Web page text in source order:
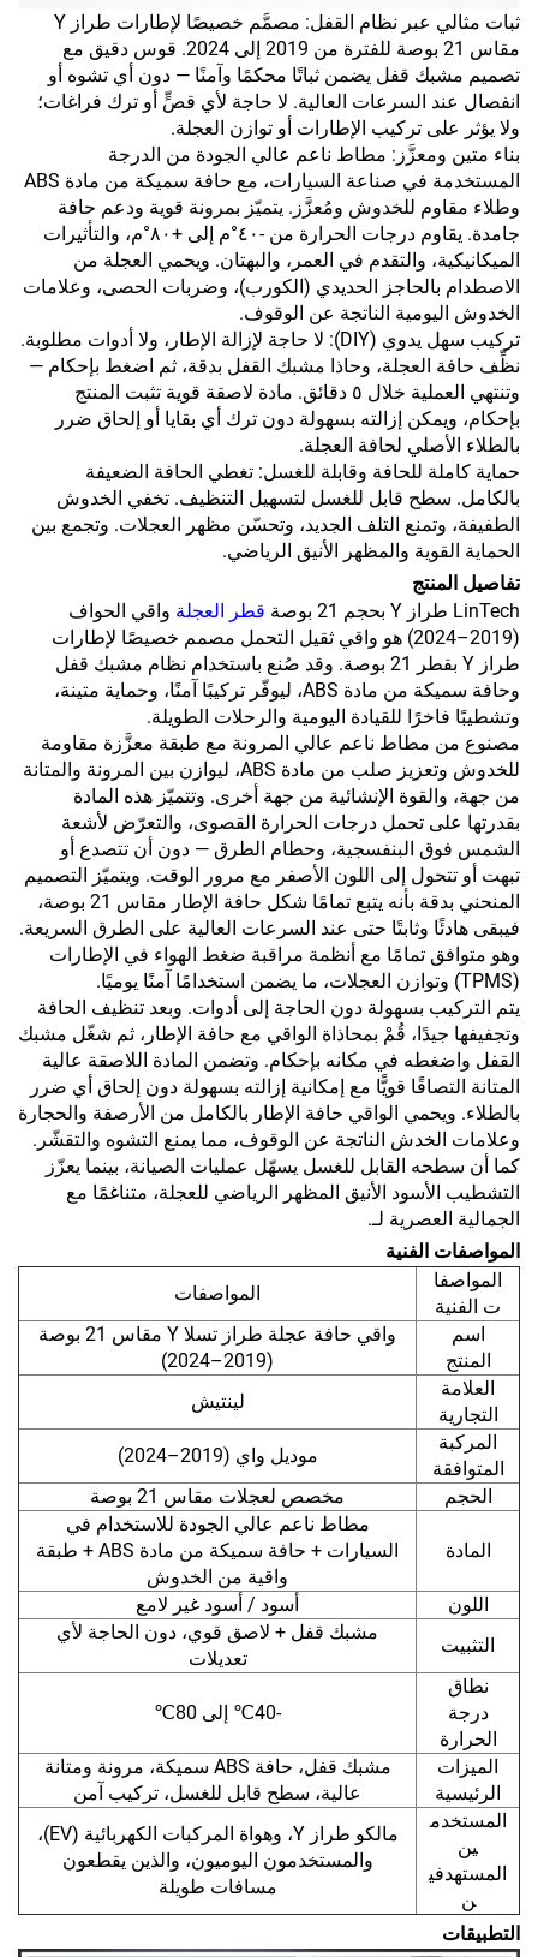
ثبات مثالي عبر نظام القفل: مصمَّم خصيصًا لإطارات طراز Y
مقاس 21 بوصة للفترة من 2019 إلى 2024. قوس دقيق مع
تصميم مشبك قفل يضمن ثباتًا محكمًا وآمنًا — دون أي تشوه أو
انفصال عند السرعات العالية. لا حاجة لأي قصٍّ أو ترك فراغات؛
ولا يؤثر على تركيب الإطارات أو توازن العجلة.
بناء متين ومعزَّز: مطاط ناعم عالي الجودة من الدرجة
المستخدمة في صناعة السيارات، مع حافة سميكة من مادة ABS
وطلاء مقاوم للخدوش ومُعزَّز. يتميّز بمرونة قوية ودعم حافة
جامدة. يقاوم درجات الحرارة من -٤٠°م إلى +٨٠°م، والتأثيرات
الميكانيكية، والتقدم في العمر، والبهتان. ويحمي العجلة من
الاصطدام بالحاجز الحديدي (الكورب)، وضربات الحصى، وعلامات
الخدوش اليومية الناتجة عن الوقوف.
تركيب سهل يدوي (DIY): لا حاجة لإزالة الإطار، ولا أدوات مطلوبة.
نظِّف حافة العجلة، وحاذا مشبك القفل بدقة، ثم اضغط بإحكام —
وتنتهي العملية خلال ٥ دقائق. مادة لاصقة قوية تثبت المنتج
بإحكام، ويمكن إزالته بسهولة دون ترك أي بقايا أو إلحاق ضرر
بالطلاء الأصلي لحافة العجلة.
حماية كاملة للحافة وقابلة للغسل: تغطي الحافة الضعيفة
بالكامل. سطح قابل للغسل لتسهيل التنظيف. تخفي الخدوش
الطفيفة، وتمنع التلف الجديد، وتحسّن مظهر العجلات. وتجمع بين
الحماية القوية والمظهر الأنيق الرياضي.
تفاصيل المنتج
LinTech طراز Y بحجم 21 بوصة
قطر العجلة واقي الحواف
(2019–2024) هو واقي ثقيل التحمل مصمم خصيصًا لإطارات
طراز Y بقطر 21 بوصة. وقد صُنع باستخدام نظام مشبك قفل
وحافة سميكة من مادة ABS، ليوفّر تركيبًا آمنًا، وحماية متينة،
وتشطيبًا فاخرًا للقيادة اليومية والرحلات الطويلة.
مصنوع من مطاط ناعم عالي المرونة مع طبقة معزَّزة مقاومة
للخدوش وتعزيز صلب من مادة ABS، ليوازن بين المرونة والمتانة
من جهة، والقوة الإنشائية من جهة أخرى. وتتميّز هذه المادة
بقدرتها على تحمل درجات الحرارة القصوى، والتعرّض لأشعة
الشمس فوق البنفسجية، وحطام الطرق — دون أن تتصدع أو
تبهت أو تتحول إلى اللون الأصفر مع مرور الوقت. ويتميّز التصميم
المنحني بدقة بأنه يتبع تمامًا شكل حافة الإطار مقاس 21 بوصة،
فيبقى هادئًا وثابتًا حتى عند السرعات العالية على الطرق السريعة.
وهو متوافق تمامًا مع أنظمة مراقبة ضغط الهواء في الإطارات
(TPMS) وتوازن العجلات، ما يضمن استخدامًا آمنًا يوميًا.
يتم التركيب بسهولة دون الحاجة إلى أدوات. وبعد تنظيف الحافة
وتجفيفها جيدًا، قُمْ بمحاذاة الواقي مع حافة الإطار، ثم شغّل مشبك
القفل واضغطه في مكانه بإحكام. وتضمن المادة اللاصقة عالية
المتانة التصاقًا قويًّا مع إمكانية إزالته بسهولة دون إلحاق أي ضرر
بالطلاء. ويحمي الواقي حافة الإطار بالكامل من الأرصفة والحجارة
وعلامات الخدش الناتجة عن الوقوف، مما يمنع التشوه والتقشّر.
كما أن سطحه القابل للغسل يسهّل عمليات الصيانة، بينما يعزّز
التشطيب الأسود الأنيق المظهر الرياضي للعجلة، متناغمًا مع
الجمالية العصرية لـ.
المواصفات الفنية
المواصفا
ت الفنية
المواصفات
اسم
المنتج
واقي حافة عجلة طراز تسلا Y مقاس 21 بوصة
(2019–2024)
العلامة
التجارية
لينتيش
المركبة
المتوافقة
موديل واي (2019–2024)
الحجم
مخصص لعجلات مقاس 21 بوصة
المادة
مطاط ناعم عالي الجودة للاستخدام في
السيارات + حافة سميكة من مادة ABS + طبقة
واقية من الخدوش
اللون
أسود / أسود غير لامع
التثبيت
مشبك قفل + لاصق قوي، دون الحاجة لأي
تعديلات
نطاق
درجة
الحرارة
-40℃ إلى 80℃
الميزات
الرئيسية
مشبك قفل، حافة ABS سميكة، مرونة ومتانة
عالية، سطح قابل للغسل، تركيب آمن
المستخدم
ين
المستهدفي
ن
مالكو طراز Y، وهواة المركبات الكهربائية (EV)،
والمستخدمون اليوميون، والذين يقطعون
مسافات طويلة
التطبيقات